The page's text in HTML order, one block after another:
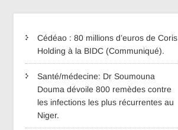
Cédéao : 80 millions d’euros de Coris
Holding à la BIDC (Communiqué).
Santé/médecine: Dr Soumouna
Douma dévoile 800 remèdes contre
les infections les plus récurrentes au
Niger.